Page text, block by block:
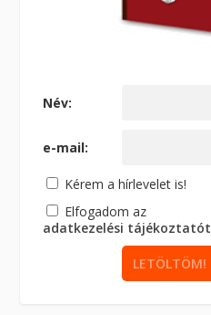
Név:
e-mail:
Kérem a hírlevelet is!
Elfogadom az
adatkezelési tájékoztatót